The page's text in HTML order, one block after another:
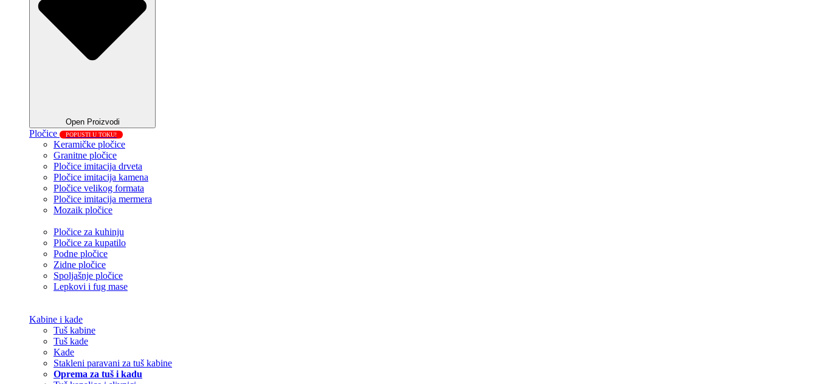
Open Proizvodi
Pločice POPUSTI U TOKU!
Keramičke pločice
Granitne pločice
Pločice imitacija drveta
Pločice imitacija kamena
Pločice velikog formata
Pločice imitacija mermera
Mozaik pločice
Pločice za kuhinju
Pločice za kupatilo
Podne pločice
Zidne pločice
Spoljašnje pločice
Lepkovi i fug mase
Kabine i kade
Tuš kabine
Tuš kade
Kade
Stakleni paravani za tuš kabine
Oprema za tuš i kadu